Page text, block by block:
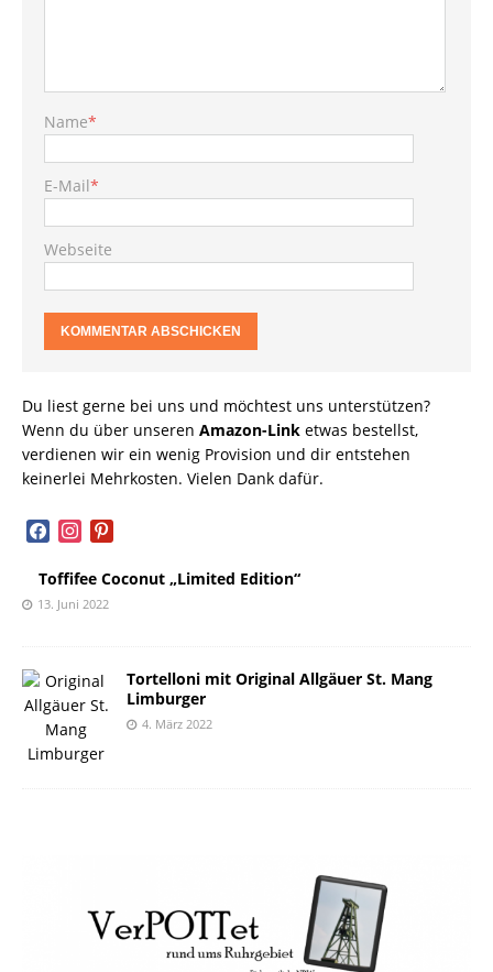
Name*
E-Mail*
Webseite
Du liest gerne bei uns und möchtest uns unterstützen?
Wenn du über unseren Amazon-Link etwas bestellst,
verdienen wir ein wenig Provision und dir entstehen
keinerlei Mehrkosten. Vielen Dank dafür.
facebookinstagram
pinterest
Toffifee Coconut „Limited Edition“
13. Juni 2022
Tortelloni mit Original Allgäuer St. Mang
Limburger
4. März 2022